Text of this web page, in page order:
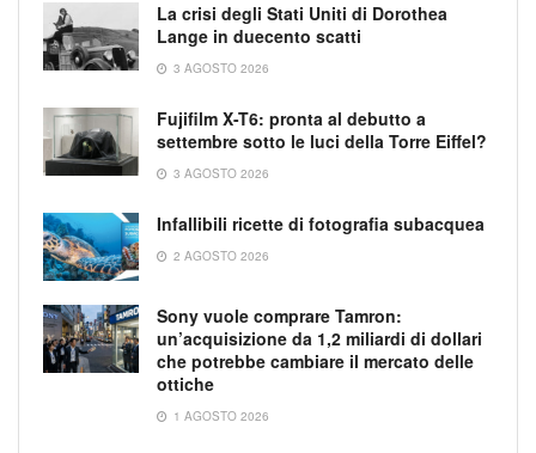
La crisi degli Stati Uniti di Dorothea
Lange in duecento scatti
3 AGOSTO 2026
Fujifilm X-T6: pronta al debutto a
settembre sotto le luci della Torre Eiffel?
3 AGOSTO 2026
Infallibili ricette di fotografia subacquea
2 AGOSTO 2026
Sony vuole comprare Tamron:
un’acquisizione da 1,2 miliardi di dollari
che potrebbe cambiare il mercato delle
ottiche
1 AGOSTO 2026